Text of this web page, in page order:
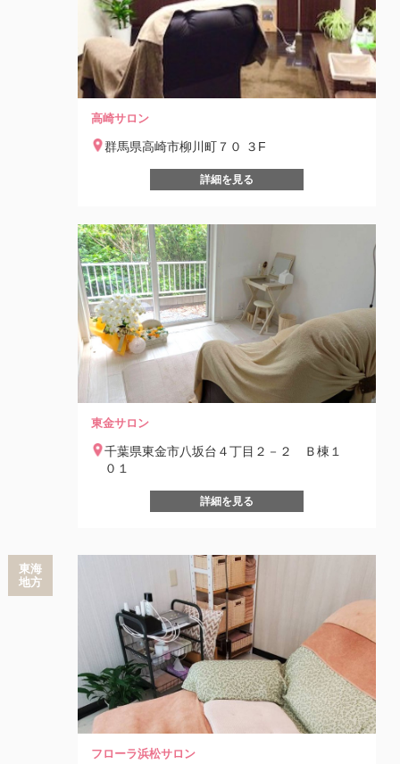
高崎サロン
群馬県高崎市柳川町７０ ３F
詳細を見る
東金サロン
千葉県東金市八坂台４丁目２－２ Ｂ棟１
０１
詳細を見る
東海
地方
フローラ浜松サロン